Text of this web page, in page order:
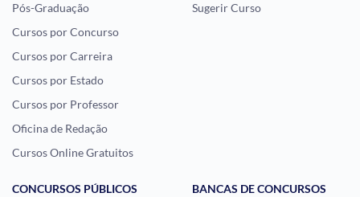
Pós-Graduação
Cursos por Concurso
Cursos por Carreira
Cursos por Estado
Cursos por Professor
Oficina de Redação
Cursos Online Gratuitos
Sugerir Curso
CONCURSOS PÚBLICOS
BANCAS DE CONCURSOS